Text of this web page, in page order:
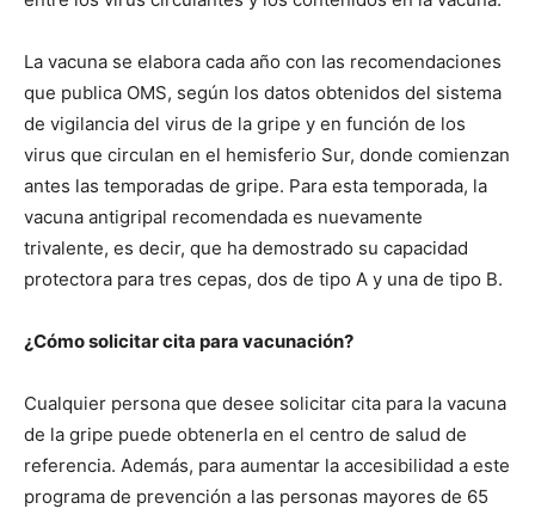
La vacuna se elabora cada año con las recomendaciones
que publica OMS, según los datos obtenidos del sistema
de vigilancia del virus de la gripe y en función de los
virus que circulan en el hemisferio Sur, donde comienzan
antes las temporadas de gripe. Para esta temporada, la
vacuna antigripal recomendada es nuevamente
trivalente, es decir, que ha demostrado su capacidad
protectora para tres cepas, dos de tipo A y una de tipo B.
¿Cómo solicitar cita para vacunación?
Cualquier persona que desee solicitar cita para la vacuna
de la gripe puede obtenerla en el centro de salud de
referencia. Además, para aumentar la accesibilidad a este
programa de prevención a las personas mayores de 65